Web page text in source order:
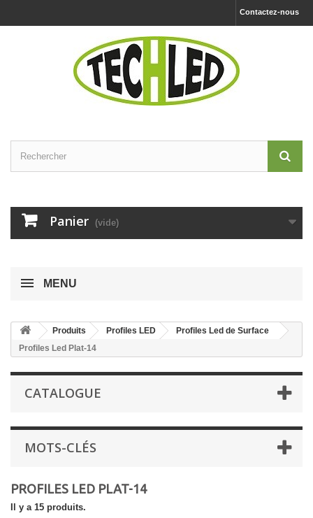
Contactez-nous
Panier (vide)
MENU
Produits Profiles LED
Profiles Led de Surface
Profiles Led Plat-14
CATALOGUE
MOTS-CLÉS
PROFILES LED PLAT-14
Il y a 15 produits.